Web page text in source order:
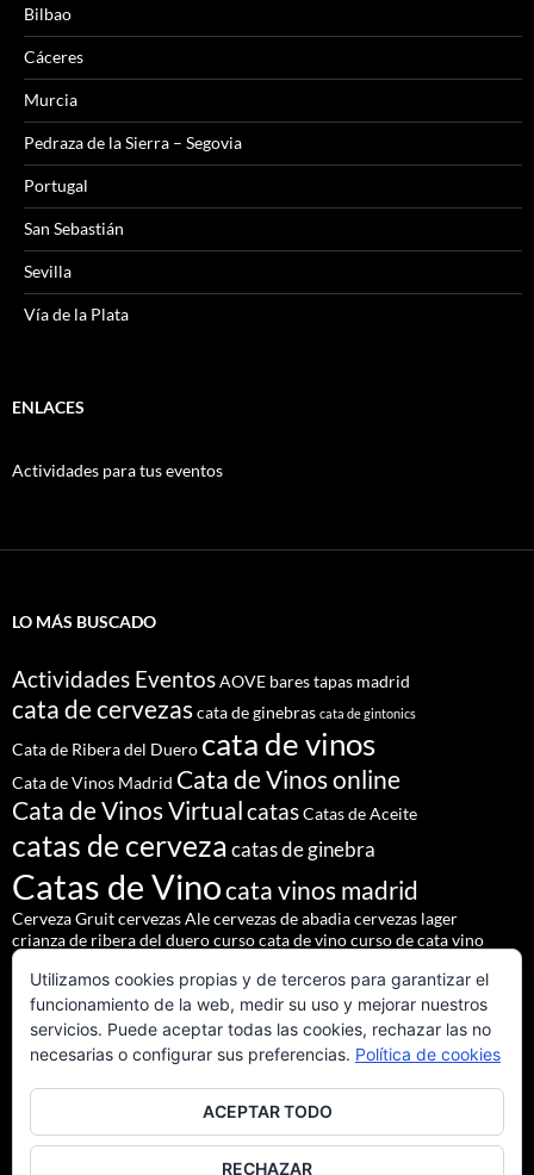
Bilbao
Cáceres
Murcia
Pedraza de la Sierra – Segovia
Portugal
San Sebastián
Sevilla
Vía de la Plata
ENLACES
Actividades para tus eventos
LO MÁS BUSCADO
Actividades EventosAOVE bares tapas madrid
cata de cervezascata de ginebras cata de gintonics
Cata de Ribera del Duero cata de vinos
Cata de Vinos Madrid Cata de Vinos online
Cata de Vinos VirtualcatasCatas de Aceite
catas de cervezacatas de ginebra
Catas de Vinocata vinos madrid
Cerveza Gruitcervezas Alecervezas de abadiacervezas lager
crianza de ribera del duerocurso cata de vinocurso de cata vino
Denominación de Origen Ribera del Duero
eventos de autoreventos madrid Godello lúpulo
martueMESÓN DEL CID Nacho Terolpilsner urquell
restaurante madridrestaurantes alrededores madrid
restaurantes madrid saaz salir madrid staropramen
tapear en Madridteam building
Vinos de Ribera del DueroVinos Tintos Andaluces
Utilizamos cookies propias y de terceros para garantizar el
funcionamiento de la web, medir su uso y mejorar nuestros
servicios. Puede aceptar todas las cookies, rechazar las no
necesarias o configurar sus preferencias. Política de cookies
ACEPTAR TODO
RECHAZAR